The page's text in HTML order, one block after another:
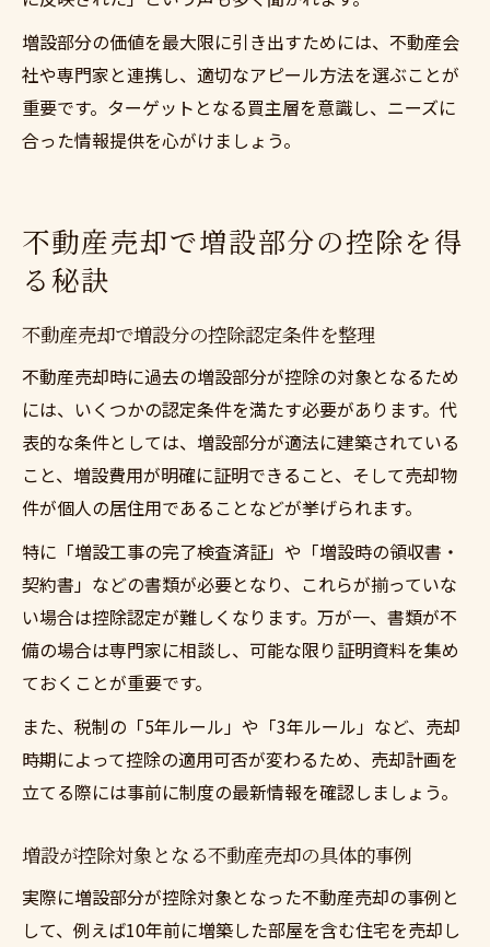
増設部分の価値を最大限に引き出すためには、不動産会
社や専門家と連携し、適切なアピール方法を選ぶことが
重要です。ターゲットとなる買主層を意識し、ニーズに
合った情報提供を心がけましょう。
不動産売却で増設部分の控除を得
る秘訣
不動産売却で増設分の控除認定条件を整理
不動産売却時に過去の増設部分が控除の対象となるため
には、いくつかの認定条件を満たす必要があります。代
表的な条件としては、増設部分が適法に建築されている
こと、増設費用が明確に証明できること、そして売却物
件が個人の居住用であることなどが挙げられます。
特に「増設工事の完了検査済証」や「増設時の領収書・
契約書」などの書類が必要となり、これらが揃っていな
い場合は控除認定が難しくなります。万が一、書類が不
備の場合は専門家に相談し、可能な限り証明資料を集め
ておくことが重要です。
また、税制の「5年ルール」や「3年ルール」など、売却
時期によって控除の適用可否が変わるため、売却計画を
立てる際には事前に制度の最新情報を確認しましょう。
増設が控除対象となる不動産売却の具体的事例
実際に増設部分が控除対象となった不動産売却の事例と
して、例えば10年前に増築した部屋を含む住宅を売却し